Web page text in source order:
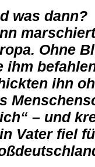
was dann?
Ohne
ihm
ihn
– und
Vater fiel